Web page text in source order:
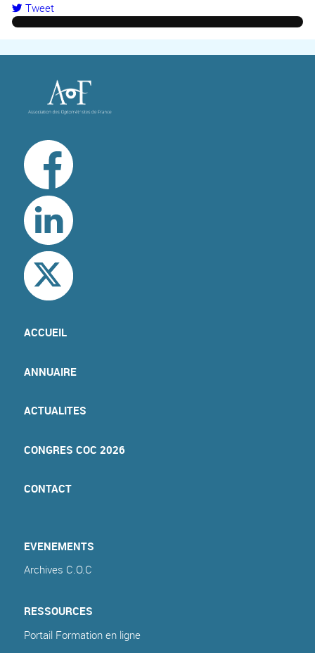
Tweet
pinterest
ACCUEIL
ANNUAIRE
ACTUALITES
CONGRES COC 2026
CONTACT
EVENEMENTS
Archives C.O.C
RESSOURCES
Portail Formation en ligne